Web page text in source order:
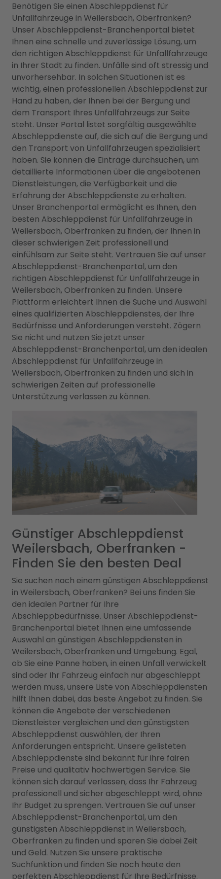
Benötigen Sie einen Abschleppdienst für
Unfallfahrzeuge in Weilersbach, Oberfranken?
Unser Abschleppdienst-Branchenportal bietet
Ihnen eine schnelle und zuverlässige Lösung, um
den richtigen Abschleppdienst für Unfallfahrzeuge
in Ihrer Stadt zu finden. Unfälle sind oft stressig und
unvorhersehbar. In solchen Situationen ist es
wichtig, einen professionellen Abschleppdienst zur
Hand zu haben, der Ihnen bei der Bergung und
dem Transport Ihres Unfallfahrzeugs zur Seite
steht. Unser Portal listet sorgfältig ausgewählte
Abschleppdienste auf, die sich auf die Bergung und
den Transport von Unfallfahrzeugen spezialisiert
haben. Sie können die Einträge durchsuchen, um
detaillierte Informationen über die angebotenen
Dienstleistungen, die Verfügbarkeit und die
Erfahrung der Abschleppdienste zu erhalten.
Unser Branchenportal ermöglicht es Ihnen, den
besten Abschleppdienst für Unfallfahrzeuge in
Weilersbach, Oberfranken zu finden, der Ihnen in
dieser schwierigen Zeit professionell und
einfühlsam zur Seite steht. Vertrauen Sie auf unser
Abschleppdienst-Branchenportal, um den
richtigen Abschleppdienst für Unfallfahrzeuge in
Weilersbach, Oberfranken zu finden. Unsere
Plattform erleichtert Ihnen die Suche und Auswahl
eines qualifizierten Abschleppdienstes, der Ihre
Bedürfnisse und Anforderungen versteht. Zögern
Sie nicht und nutzen Sie jetzt unser
Abschleppdienst-Branchenportal, um den idealen
Abschleppdienst für Unfallfahrzeuge in
Weilersbach, Oberfranken zu finden und sich in
schwierigen Zeiten auf professionelle
Unterstützung verlassen zu können.
Günstiger Abschleppdienst
Weilersbach, Oberfranken -
Finden Sie den besten Deal
Sie suchen nach einem günstigen Abschleppdienst
in Weilersbach, Oberfranken? Bei uns finden Sie
den idealen Partner für Ihre
Abschleppbedürfnisse. Unser Abschleppdienst-
Branchenportal bietet Ihnen eine umfassende
Auswahl an günstigen Abschleppdiensten in
Weilersbach, Oberfranken und Umgebung. Egal,
ob Sie eine Panne haben, in einen Unfall verwickelt
sind oder Ihr Fahrzeug einfach nur abgeschleppt
werden muss, unsere Liste von Abschleppdiensten
hilft Ihnen dabei, das beste Angebot zu finden. Sie
können die Angebote der verschiedenen
Dienstleister vergleichen und den günstigsten
Abschleppdienst auswählen, der Ihren
Anforderungen entspricht. Unsere gelisteten
Abschleppdienste sind bekannt für ihre fairen
Preise und qualitativ hochwertigen Service. Sie
können sich darauf verlassen, dass Ihr Fahrzeug
professionell und sicher abgeschleppt wird, ohne
Ihr Budget zu sprengen. Vertrauen Sie auf unser
Abschleppdienst-Branchenportal, um den
günstigsten Abschleppdienst in Weilersbach,
Oberfranken zu finden und sparen Sie dabei Zeit
und Geld. Nutzen Sie unsere praktische
Suchfunktion und finden Sie noch heute den
perfekten Abschleppdienst für Ihre Bedürfnisse.